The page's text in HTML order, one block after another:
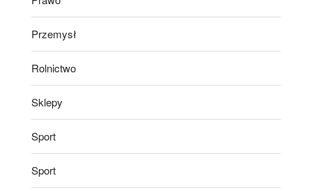
Przemysł
Rolnictwo
Sklepy
Sport
Sport